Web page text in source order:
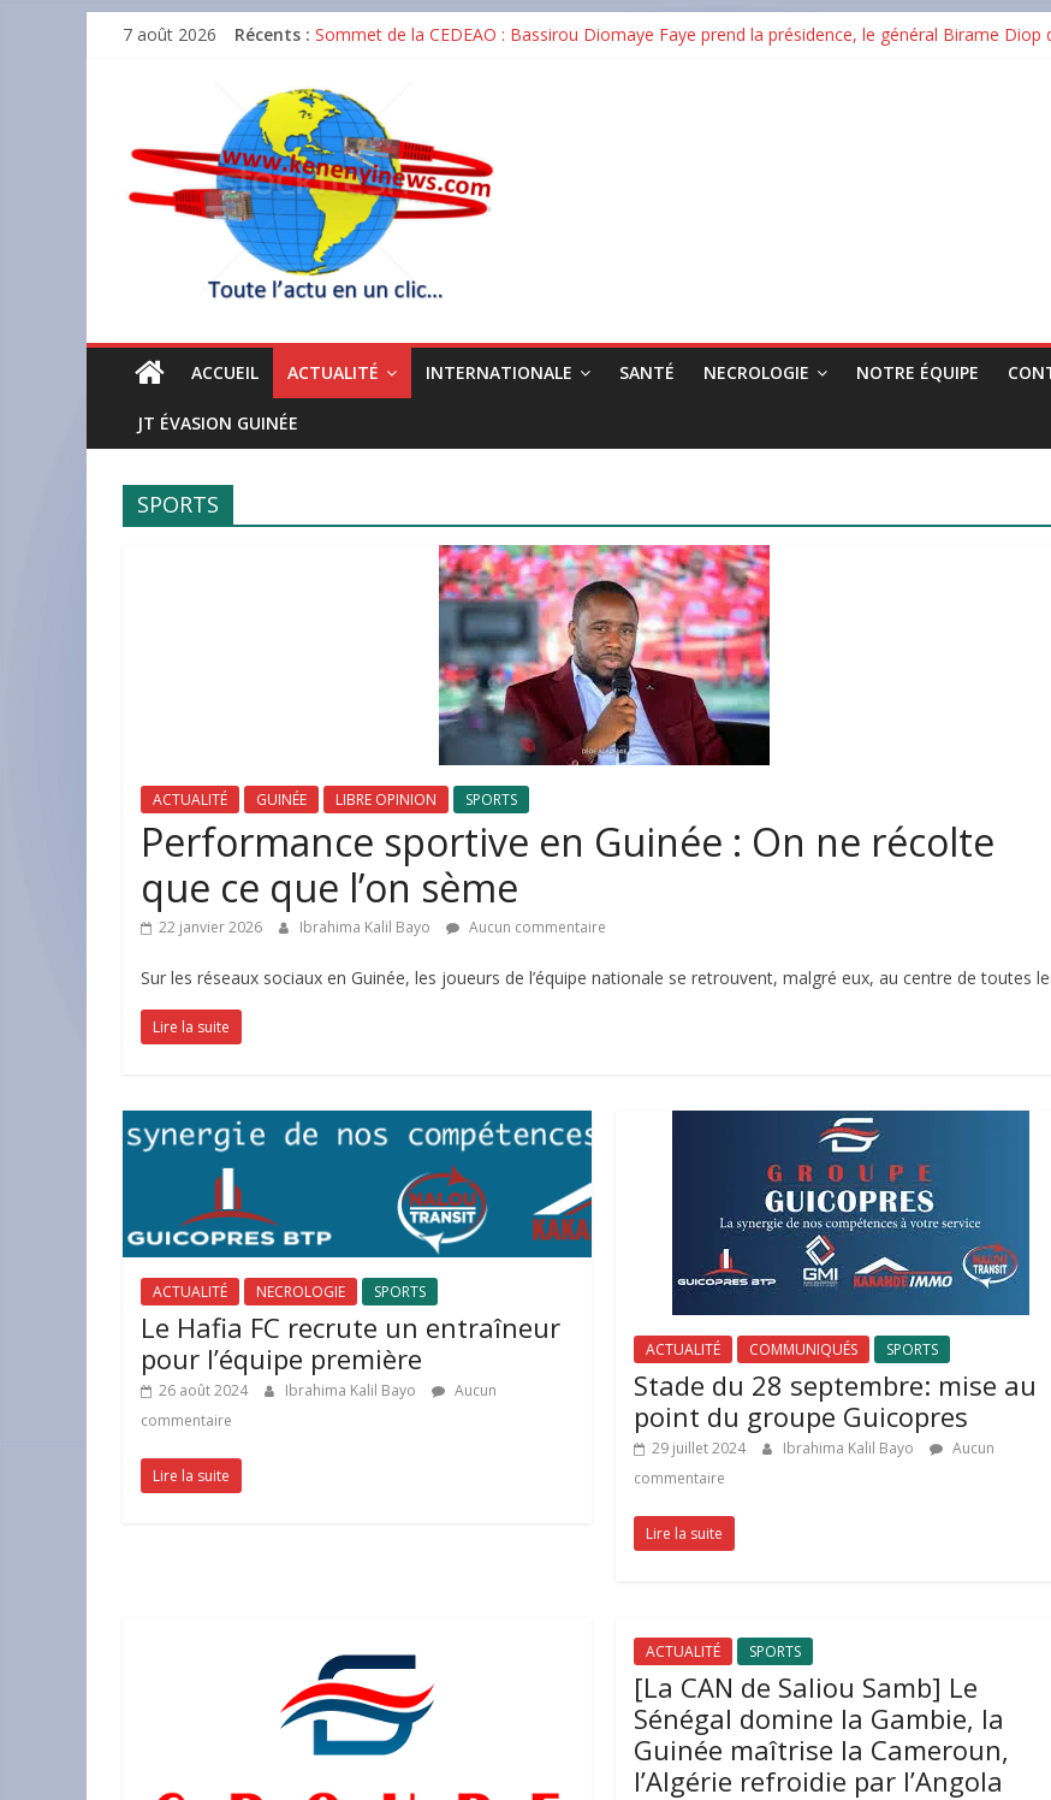
7 août 2026 Récents : Sommet de la CEDEAO : Bassirou Diomaye Faye prend la présidence, le général Birame
Matoto : un incendie réduit en cendres plusieurs commerces au grand marché
Dr Karamo Kaba Gouverneur BCRG : « Nimba Pay est un levier pour l’inclusion financière et la
Baccalauréat unique 2026 en Guinée : un taux de réussite national de 38,08 %
en
clic
ACCUEIL ACTUALITÉ INTERNATIONALE SANTÉ NECROLOGIE NOTRE ÉQUIPE
JT ÉVASION GUINÉE
SPORTS
ACTUALITÉ GUINÉE LIBRE OPINION SPORTS
Performance sportive en Guinée : On ne récolte
que ce que l’on sème
22 janvier 2026 Ibrahima Kalil Bayo Aucun commentaire
Sur les réseaux sociaux en Guinée, les joueurs de l’équipe nationale se retrouvent, malgré eux, au centre de toutes
Lire la suite
ACTUALITÉ NECROLOGIE SPORTS
Le Hafia FC recrute un entraîneur
pour l’équipe première
26 août 2024 Ibrahima Kalil Bayo
Aucun
commentaire
Lire la suite
ACTUALITÉ COMMUNIQUÉS SPORTS
Stade du 28 septembre: mise au
point du groupe Guicopres
29 juillet 2024 Ibrahima Kalil Bayo
Aucun
commentaire
Lire la suite
ACTUALITÉ SPORTS
[La CAN de Saliou Samb] Le
Sénégal domine la Gambie, la
Guinée maîtrise la Cameroun,
l’Algérie refroidie par l’Angola